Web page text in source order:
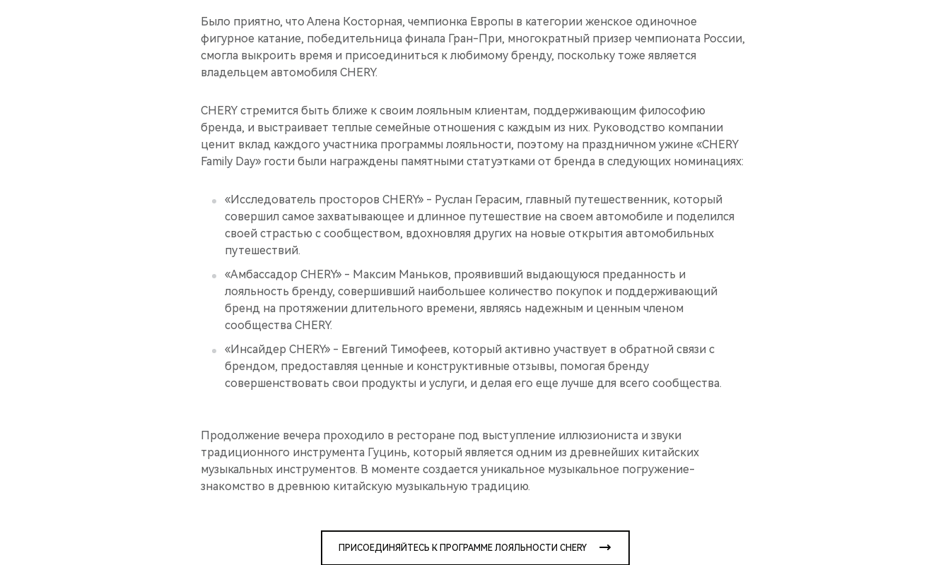
Было приятно, что Алена Косторная, чемпионка Европы в категории женское одиночное
фигурное катание, победительница финала Гран-При, многократный призер чемпионата России,
смогла выкроить время и присоединиться к любимому бренду, поскольку тоже является
владельцем автомобиля CHERY.
CHERY стремится быть ближе к своим лояльным клиентам, поддерживающим философию
бренда, и выстраивает теплые семейные отношения с каждым из них. Руководство компании
ценит вклад каждого участника программы лояльности, поэтому на праздничном ужине «CHERY
Family Day» гости были награждены памятными статуэтками от бренда в следующих номинациях:
«Исследователь просторов CHERY» - Руслан Герасим, главный путешественник, который
совершил самое захватывающее и длинное путешествие на своем автомобиле и поделился
своей страстью с сообществом, вдохновляя других на новые открытия автомобильных
путешествий.
«Амбассадор CHERY» - Максим Маньков, проявивший выдающуюся преданность и
лояльность бренду, совершивший наибольшее количество покупок и поддерживающий
бренд на протяжении длительного времени, являясь надежным и ценным членом
сообщества CHERY.
«Инсайдер CHERY» - Евгений Тимофеев, который активно участвует в обратной связи с
брендом, предоставляя ценные и конструктивные отзывы, помогая бренду
совершенствовать свои продукты и услуги, и делая его еще лучше для всего сообщества.
Продолжение вечера проходило в ресторане под выступление иллюзиониста и звуки
традиционного инструмента Гуцинь, который является одним из древнейших китайских
музыкальных инструментов. В моменте создается уникальное музыкальное погружение-
знакомство в древнюю китайскую музыкальную традицию.
ПРИСОЕДИНЯЙТЕСЬ К ПРОГРАММЕ ЛОЯЛЬНОСТИ CHERY